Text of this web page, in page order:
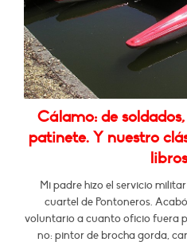
Cálamo: de
patinete. Y nuestro
Mi padre hizo el servicio
cuartel de Pontoneros.
voluntario a cuanto oficio fuera
no: pintor de brocha gorda,